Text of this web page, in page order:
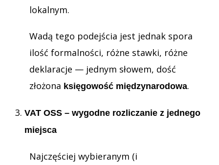
lokalnym.
Wadą tego podejścia jest jednak spora
ilość formalności, różne stawki, różne
deklaracje — jednym słowem, dość
złożona księgowość międzynarodowa.
VAT OSS – wygodne rozliczanie z jednego
miejsca
Najczęściej wybieranym (i